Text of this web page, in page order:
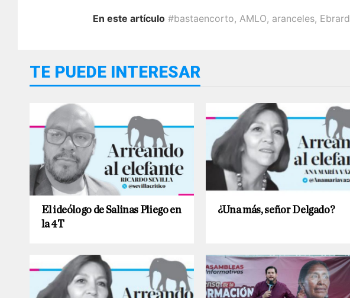
En este artículo #bastaencorto, AMLO, aranceles, Ebrard
TE PUEDE INTERESAR
El ideólogo de Salinas Pliego en
la 4T
¿Una más, señor Delgado?